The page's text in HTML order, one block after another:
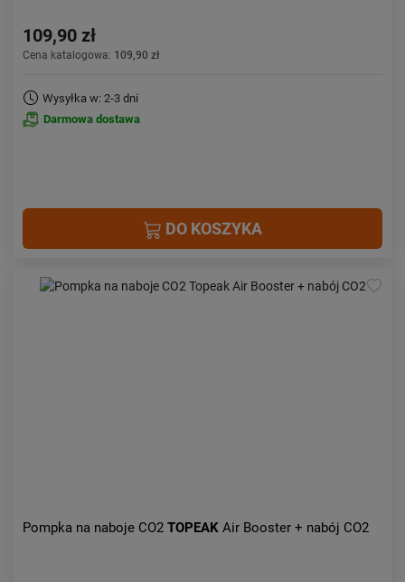
109,90 zł
Cena katalogowa: 109,90 zł
Wysyłka w: 2-3 dni
Darmowa dostawa
DO KOSZYKA
Pompka na naboje CO2 TOPEAK Air Booster + nabój CO2